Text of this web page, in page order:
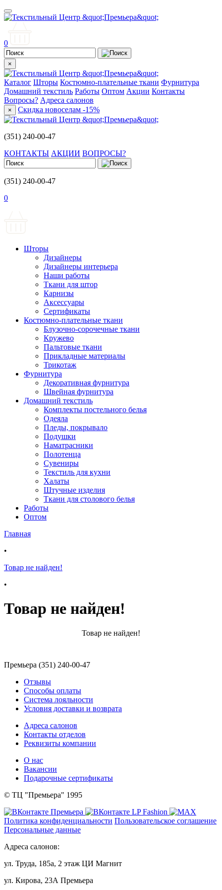
0
×
Каталог Шторы Костюмно-плательные ткани Фурнитура
Домашний текстиль Работы Оптом Акции Контакты
Вопросы? Адреса салонов
× Скидка новоселам -15%
(351) 240-00-47
КОНТАКТЫ АКЦИИ ВОПРОСЫ?
(351) 240-00-47
0
Шторы
Дизайнеры
Дизайнеры интерьера
Наши работы
Ткани для штор
Карнизы
Аксессуары
Сертификаты
Костюмно-плательные ткани
Блузочно-сорочечные ткани
Кружево
Пальтовые ткани
Прикладные материалы
Трикотаж
Фурнитура
Декоративная фурнитура
Швейная фурнитура
Домашний текстиль
Комплекты постельного белья
Одеяла
Пледы, покрывало
Подушки
Наматрасники
Полотенца
Сувениры
Текстиль для кухни
Халаты
Штучные изделия
Ткани для столового белья
Работы
Оптом
Главная
•
Товар не найден!
•
Товар не найден!
Товар не найден!
Премьера (351) 240-00-47
Отзывы
Способы оплаты
Система лояльности
Условия доставки и возврата
Адреса салонов
Контакты отделов
Реквизиты компании
О нас
Вакансии
Подарочные сертификаты
© ТЦ "Премьера" 1995
Политика конфиденциальности Пользовательское соглашение
Персональные данные
Адреса салонов:
ул. Труда, 185а, 2 этаж ЦИ Магнит
ул. Кирова, 23А Премьера